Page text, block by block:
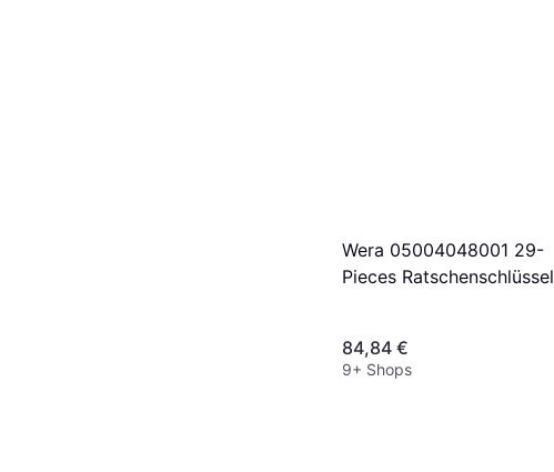
Wera 05004048001 29-
Pieces Ratschenschlüssel
84,84 €
9+ Shops